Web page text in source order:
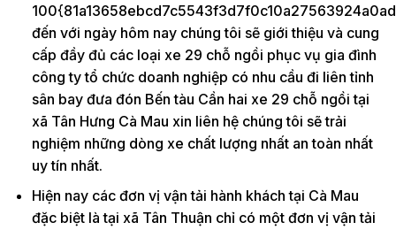
đến với ngày hôm nay chúng tôi sẽ giới thiệu và cung
cấp đầy đủ các loại xe 29 chỗ ngồi phục vụ gia đình
công ty tổ chức doanh nghiệp có nhu cầu đi liên tỉnh
sân bay đưa đón Bến tàu Cần hai xe 29 chỗ ngồi tại
xã Tân Hưng Cà Mau xin liên hệ chúng tôi sẽ trải
nghiệm những dòng xe chất lượng nhất an toàn nhất
uy tín nhất.
Hiện nay các đơn vị vận tải hành khách tại Cà Mau
đặc biệt là tại xã Tân Thuận chỉ có một đơn vị vận tải